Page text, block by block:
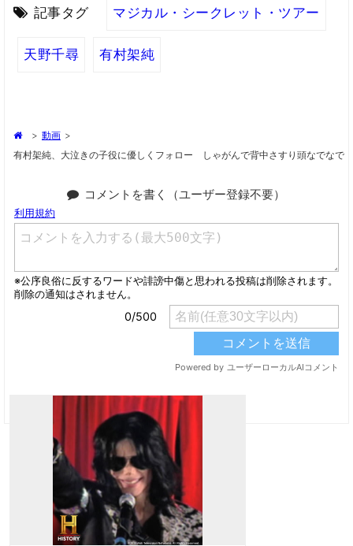
記事タグ マジカル・シークレット・ツアー
天野千尋 有村架純
> 動画 >
有村架純、大泣きの子役に優しくフォロー しゃがんで背中さすり頭なでなで
コメントを書く（ユーザー登録不要）